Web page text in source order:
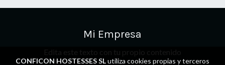
Mi Empresa
CONFICON HOSTESSES SLutiliza cookies propias y terceros